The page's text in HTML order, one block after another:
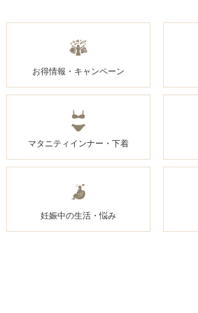
お得情報・キャンペーン
マタニティインナー・下着
妊娠中の生活・悩み